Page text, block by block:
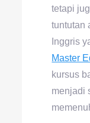
tetapi
tuntutan
Inggris
Master
kursus
menjadi